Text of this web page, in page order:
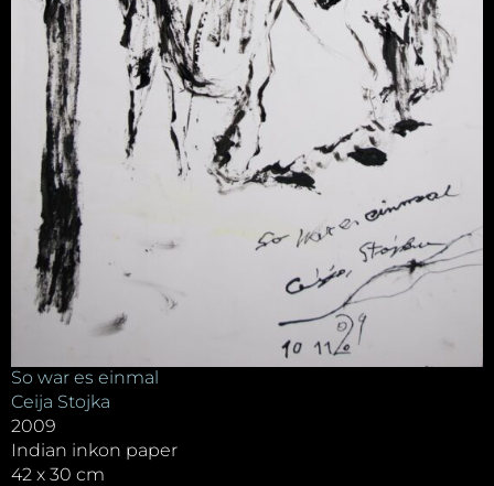
So war es einmal
Ceija Stojka
2009
Indian inkon paper
42 x 30 cm